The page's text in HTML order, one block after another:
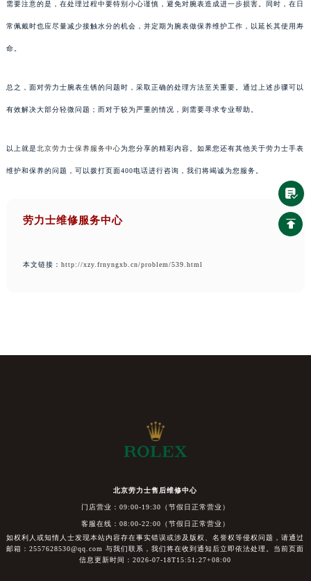
需要注意的是，在处理过程中要特别小心谨慎，避免对腕表造成进一步损害。同时，在日
常佩戴时也应尽量减少接触水分的机会，并定期为腕表做保养维护工作，以延长其使用寿
命。
总之，面对劳力士腕表生锈的问题时，采取正确的处理方法至关重要。通过上述步骤可以
有效解决大部分轻微问题；而对于较为严重的情况，则需要寻求专业帮助。
以上就是北京劳力士保养服务中心为您分享的精彩内容。如果您还有其他关于劳力士手表
维护和保养的问题，可以拨打页面400电话进行咨询，我们将竭诚为您服务。
劳力士维修服务中心
本文链接： http://xzy.frnyngxb.cn/problem/539.html
北京劳力士售后维修中心
门店营业：09:00-19:30（节假日正常营业）
客服在线：08:00-22:00（节假日正常营业）
如权利人或知情人士发现本站内容存在事实错误或涉及版权、名誉权等侵权问题，请通过
邮箱：2557628530@qq.com 与我们联系，我们将在收到通知后立即依法处理。当前页面
信息更新时间：2026-07-18T15:51:27+08:00